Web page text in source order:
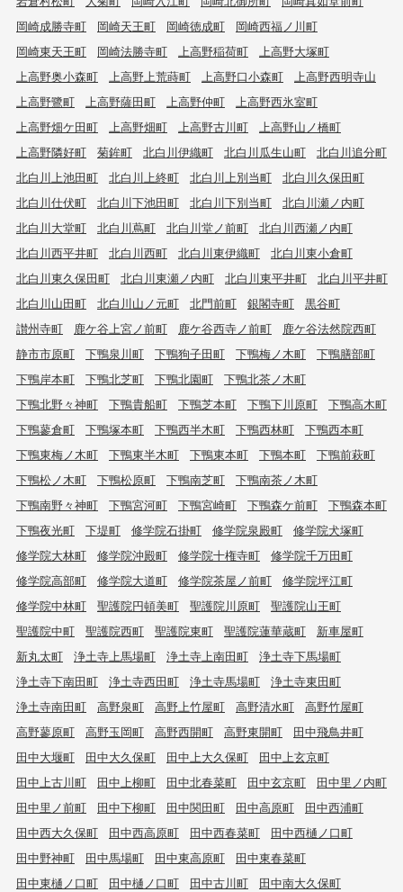
岡崎成勝寺町
岡崎天王町 岡崎徳成町
岡崎西福ノ川町
岡崎東天王町
岡崎法勝寺町 上高野稲荷町
上高野大塚町
上高野奥小森町
上高野上荒蒔町 上高野口小森町
上高野西明寺山
上高野鷺町
上高野薩田町 上高野仲町
上高野西氷室町
上高野畑ケ田町
上高野畑町 上高野古川町
上高野山ノ橋町
上高野隣好町
菊鉾町 北白川伊織町 北白川瓜生山町
北白川追分町
北白川上池田町
北白川上終町 北白川上別当町
北白川久保田町
北白川仕伏町
北白川下池田町 北白川下別当町
北白川瀬ノ内町
北白川大堂町
北白川蔦町 北白川堂ノ前町
北白川西瀬ノ内町
北白川西平井町
北白川西町 北白川東伊織町
北白川東小倉町
北白川東久保田町
北白川東瀬ノ内町 北白川東平井町
北白川平井町
北白川山田町
北白川山ノ元町 北門前町 銀閣寺町
黒谷町
讃州寺町
鹿ケ谷上宮ノ前町 鹿ケ谷西寺ノ前町
鹿ケ谷法然院西町
静市市原町
下鴨泉川町 下鴨狗子田町 下鴨梅ノ木町
下鴨膳部町
下鴨岸本町
下鴨北芝町 下鴨北園町
下鴨北茶ノ木町
下鴨北野々神町
下鴨貴船町 下鴨芝本町 下鴨下川原町
下鴨高木町
下鴨蓼倉町
下鴨塚本町 下鴨西半木町 下鴨西林町
下鴨西本町
下鴨東梅ノ木町
下鴨東半木町 下鴨東本町 下鴨本町
下鴨前萩町
下鴨松ノ木町
下鴨松原町 下鴨南芝町
下鴨南茶ノ木町
下鴨南野々神町
下鴨宮河町 下鴨宮崎町 下鴨森ケ前町
下鴨森本町
下鴨夜光町
下堤町 修学院石掛町 修学院泉殿町
修学院犬塚町
修学院大林町
修学院沖殿町 修学院十権寺町
修学院千万田町
修学院高部町
修学院大道町 修学院茶屋ノ前町
修学院坪江町
修学院中林町
聖護院円頓美町 聖護院川原町
聖護院山王町
聖護院中町
聖護院西町 聖護院東町 聖護院蓮華蔵町
新車屋町
新丸太町
浄土寺上馬場町 浄土寺上南田町
浄土寺下馬場町
浄土寺下南田町
浄土寺西田町 浄土寺馬場町
浄土寺東田町
浄土寺南田町
高野泉町 高野上竹屋町 高野清水町
高野竹屋町
高野蓼原町
高野玉岡町 高野西開町 高野東開町
田中飛鳥井町
田中大堰町
田中大久保町 田中上大久保町
田中上玄京町
田中上古川町
田中上柳町 田中北春菜町 田中玄京町
田中里ノ内町
田中里ノ前町
田中下柳町 田中関田町 田中高原町
田中西浦町
田中西大久保町
田中西高原町 田中西春菜町
田中西樋ノ口町
田中野神町
田中馬場町 田中東高原町
田中東春菜町
田中東樋ノ口町
田中樋ノ口町 田中古川町
田中南大久保町